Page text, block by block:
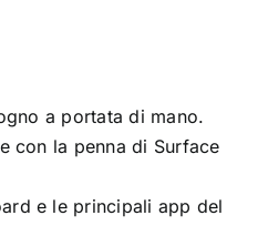
a portata di mano.
con la penna di Surface
e le principali app del